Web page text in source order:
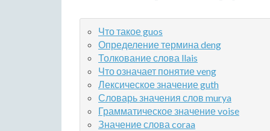
Что такое guos
Определение термина deng
Толкование слова llais
Что означает понятие veng
Лексическое значение guth
Словарь значения слов murya
Грамматическое значение voise
Значение слова coraa